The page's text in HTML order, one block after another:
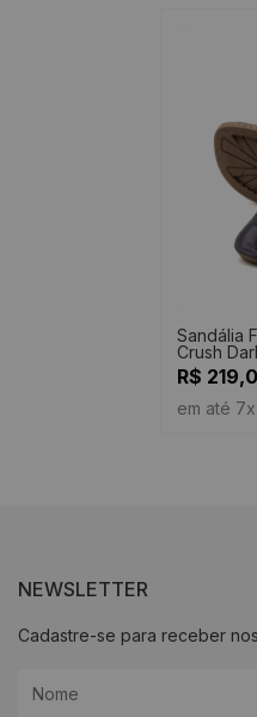
Sandália
Crush
R$
em até
NEWSLETTER
Cadastre-se para receber